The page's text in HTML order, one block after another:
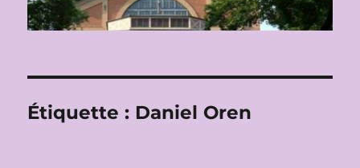
Étiquette : Daniel Oren